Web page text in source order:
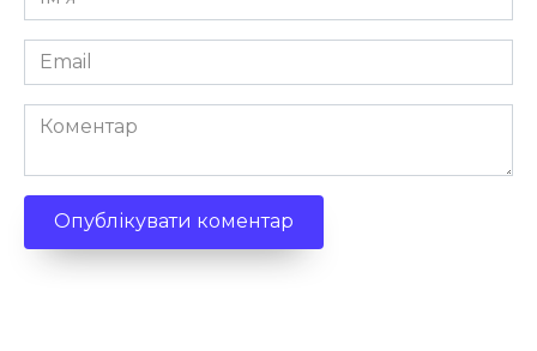
*
Email
*
Коментар